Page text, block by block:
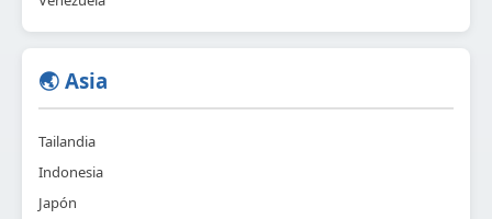
🌏 Asia
Tailandia
Indonesia
Japón